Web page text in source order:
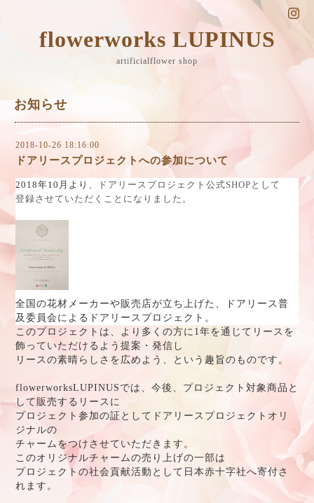
flowerworks LUPINUS
artificialflower shop
お知らせ
2018-10-26 18:16:00
ドアリースプロジェクトへの参加について
2018年10 月より、 ドアリースプロジェクト公式SHOP として
登録させていただくことになりました。
全国の花材メーカーや販売店が立ち上げた、ドアリース普
及委員会によるドアリースプロジェクト。
このプロジェクトは、より多くの方に1年を通じてリースを
飾っていただけるよう提案・発信し
リースの素晴らしさを広めよう、という趣旨のものです。
flowerworksLUPINUSでは、今後、プロジェクト対象商品と
して販売するリースに
プロジェクト参加の証として ドアリースプロジェクト オリ
ジナルの
チャームをつけさせていただきます。
このオリジナルチャームの売り上げの一部は
プロジェクトの社会貢献活動として 日本赤十字社へ寄付さ
れます。